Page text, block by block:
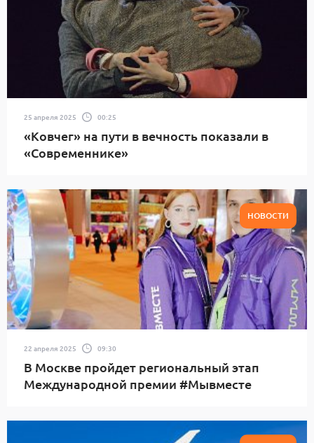
25 апреля 2025 00:25
«Ковчег» на пути в вечность показали в
«Современнике»
НОВОСТИ
22 апреля 2025 09:30
В Москве пройдет региональный этап
Международной премии #Мывместе